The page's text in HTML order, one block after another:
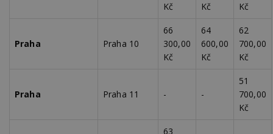
Kč
Kč
Kč
Praha Praha 10
66
300,00
Kč
64
600,00
Kč
62
700,00
Kč
Praha Praha 11 - -
51
700,00
Kč
63